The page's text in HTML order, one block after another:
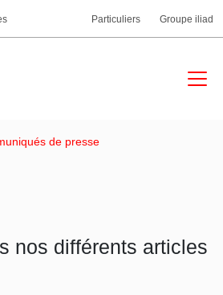
Particuliers Groupe iliad
de presse
nos différents articles